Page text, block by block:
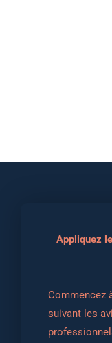
Appliquez
Commencez
suivant les